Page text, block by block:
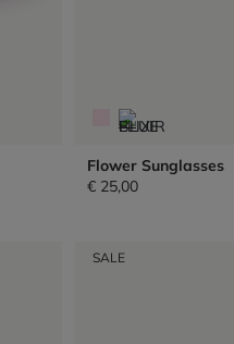
Flower Sunglasses
€ 25,00
SALE